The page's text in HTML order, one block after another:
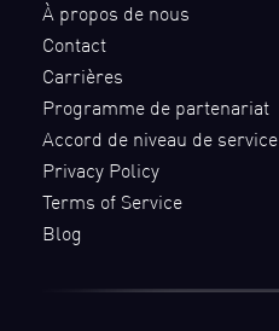
À propos de nous
Contact
Carrières
Programme de partenariat
Accord de niveau de service
Privacy Policy
Terms of Service
Blog